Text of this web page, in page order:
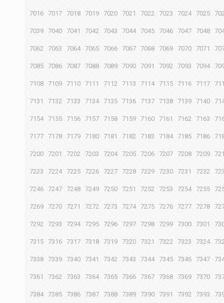
7016 7017 7018 7019 7020 7021 7022 7023 7024 7025
7039 7040 7041 7042 7043 7044 7045 7046 7047 7048
7062 7063 7064 7065 7066 7067 7068 7069 7070 7071
7085 7086 7087 7088 7089 7090 7091 7092 7093 7094
7108 7109 7110 7111 7112 7113 7114 7115 7116 7117
7131 7132 7133 7134 7135 7136 7137 7138 7139 7140
7154 7155 7156 7157 7158 7159 7160 7161 7162 7163
7177 7178 7179 7180 7181 7182 7183 7184 7185 7186
7200 7201 7202 7203 7204 7205 7206 7207 7208 7209
7223 7224 7225 7226 7227 7228 7229 7230 7231 7232
7246 7247 7248 7249 7250 7251 7252 7253 7254 7255
7269 7270 7271 7272 7273 7274 7275 7276 7277 7278
7292 7293 7294 7295 7296 7297 7298 7299 7300 7301
7315 7316 7317 7318 7319 7320 7321 7322 7323 7324
7338 7339 7340 7341 7342 7343 7344 7345 7346 7347
7361 7362 7363 7364 7365 7366 7367 7368 7369 7370
7384 7385 7386 7387 7388 7389 7390 7391 7392 7393